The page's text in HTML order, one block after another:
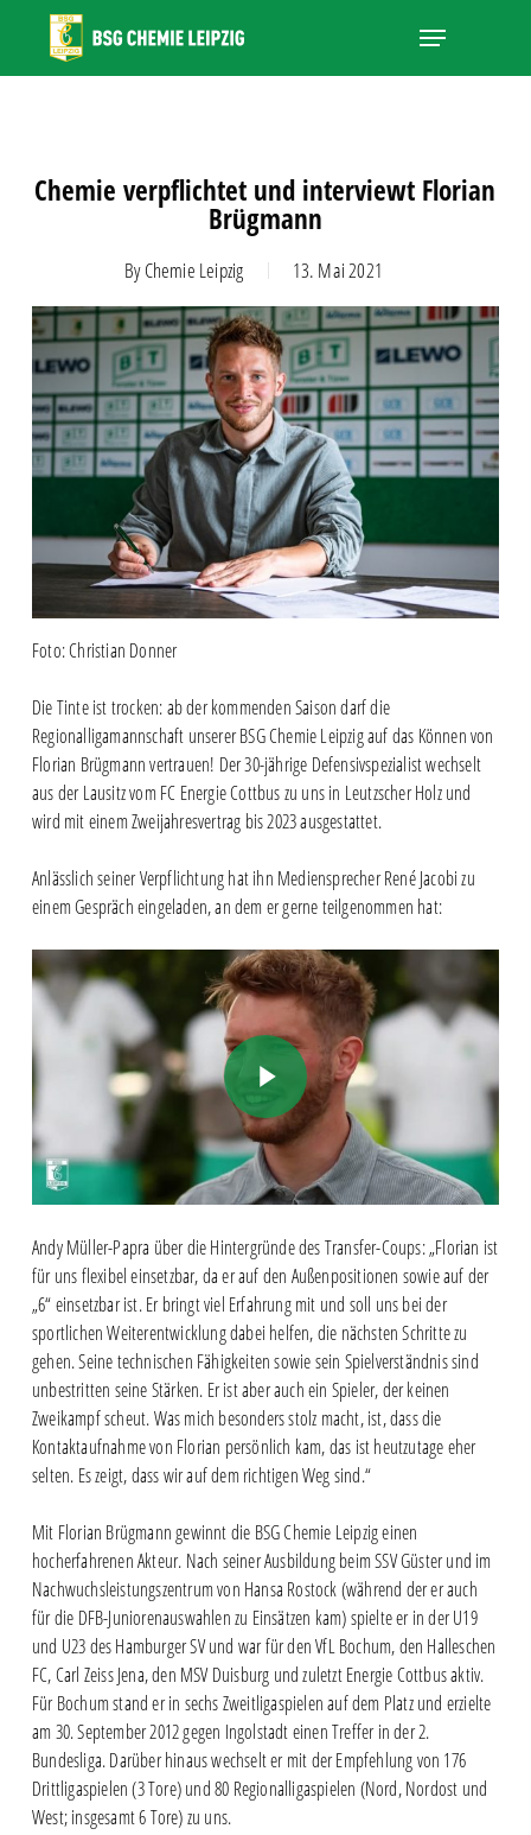
main
Menu
Chemie verpflichtet und interviewt Florian
Brügmann
ByChemie Leipzig 13. Mai 2021
Foto: Christian Donner
Die Tinte ist trocken: ab der kommenden Saison darf die
Regionalligamannschaft unserer BSG Chemie Leipzig auf das Können von
Florian Brügmann vertrauen! Der 30-jährige Defensivspezialist wechselt
aus der Lausitz vom FC Energie Cottbus zu uns in Leutzscher Holz und
wird mit einem Zweijahresvertrag bis 2023 ausgestattet.
Anlässlich seiner Verpflichtung hat ihn Mediensprecher René Jacobi zu
einem Gespräch eingeladen, an dem er gerne teilgenommen hat:
Play Video
Play Video
Andy Müller-Papra über die Hintergründe des Transfer-Coups: „Florian ist
für uns flexibel einsetzbar, da er auf den Außenpositionen sowie auf der
„6“ einsetzbar ist. Er bringt viel Erfahrung mit und soll uns bei der
sportlichen Weiterentwicklung dabei helfen, die nächsten Schritte zu
gehen. Seine technischen Fähigkeiten sowie sein Spielverständnis sind
unbestritten seine Stärken. Er ist aber auch ein Spieler, der keinen
Zweikampf scheut. Was mich besonders stolz macht, ist, dass die
Kontaktaufnahme von Florian persönlich kam, das ist heutzutage eher
selten. Es zeigt, dass wir auf dem richtigen Weg sind.“
Mit Florian Brügmann gewinnt die BSG Chemie Leipzig einen
hocherfahrenen Akteur. Nach seiner Ausbildung beim SSV Güster und im
Nachwuchsleistungszentrum von Hansa Rostock (während der er auch
für die DFB-Juniorenauswahlen zu Einsätzen kam) spielte er in der U19
und U23 des Hamburger SV und war für den VfL Bochum, den Halleschen
FC, Carl Zeiss Jena, den MSV Duisburg und zuletzt Energie Cottbus aktiv.
Für Bochum stand er in sechs Zweitligaspielen auf dem Platz und erzielte
am 30. September 2012 gegen Ingolstadt einen Treffer in der 2.
Bundesliga. Darüber hinaus wechselt er mit der Empfehlung von 176
Drittligaspielen (3 Tore) und 80 Regionalligaspielen (Nord, Nordost und
West; insgesamt 6 Tore) zu uns.
Close